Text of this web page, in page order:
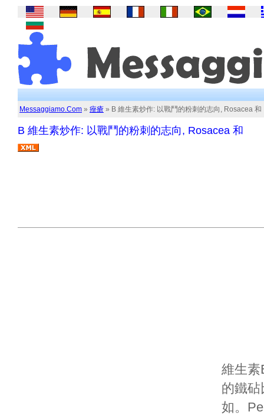
Messaggiamo.Com » 痤瘡 » B 維生素炒作: 以戰鬥的粉刺的志向, Rosacea 和
B 維生素炒作: 以戰鬥的粉刺的志向, Rosacea 和
維生素
的鐵
如。